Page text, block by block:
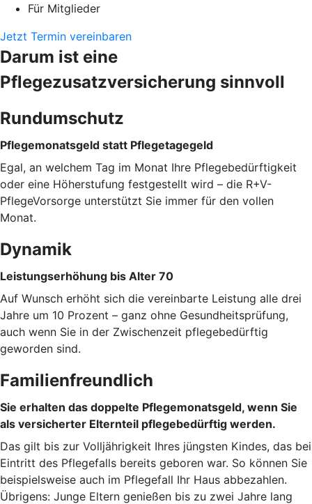
Für Mitglieder
Jetzt Termin vereinbaren
Darum ist eine
Pflegezusatzversicherung sinnvoll
Rundumschutz
Pflegemonatsgeld statt Pflegetagegeld
Egal, an welchem Tag im Monat Ihre Pflegebedürftigkeit
oder eine Höherstufung festgestellt wird – die R+V-
PflegeVorsorge unterstützt Sie immer für den vollen
Monat.
Dynamik
Leistungserhöhung bis Alter 70
Auf Wunsch erhöht sich die vereinbarte Leistung alle drei
Jahre um 10 Prozent – ganz ohne Gesundheitsprüfung,
auch wenn Sie in der Zwischenzeit pflegebedürftig
geworden sind.
Familienfreundlich
Sie erhalten das doppelte Pflegemonatsgeld, wenn Sie
als versicherter Elternteil pflegebedürftig werden.
Das gilt bis zur Volljährigkeit Ihres jüngsten Kindes, das bei
Eintritt des Pflegefalls bereits geboren war. So können Sie
beispielsweise auch im Pflegefall Ihr Haus abbezahlen.
Übrigens: Junge Eltern genießen bis zu zwei Jahre lang